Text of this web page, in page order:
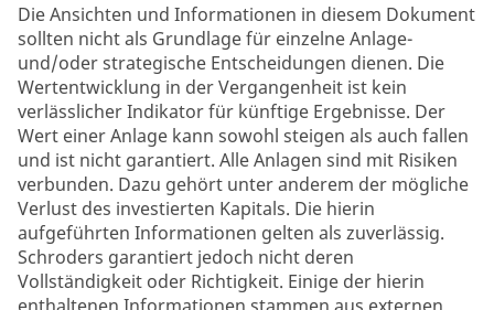
Die Ansichten und Informationen in diesem Dokument
sollten nicht als Grundlage für einzelne Anlage-
und/oder strategische Entscheidungen dienen. Die
Wertentwicklung in der Vergangenheit ist kein
verlässlicher Indikator für künftige Ergebnisse. Der
Wert einer Anlage kann sowohl steigen als auch fallen
und ist nicht garantiert. Alle Anlagen sind mit Risiken
verbunden. Dazu gehört unter anderem der mögliche
Verlust des investierten Kapitals. Die hierin
aufgeführten Informationen gelten als zuverlässig.
Schroders garantiert jedoch nicht deren
Vollständigkeit oder Richtigkeit. Einige der hierin